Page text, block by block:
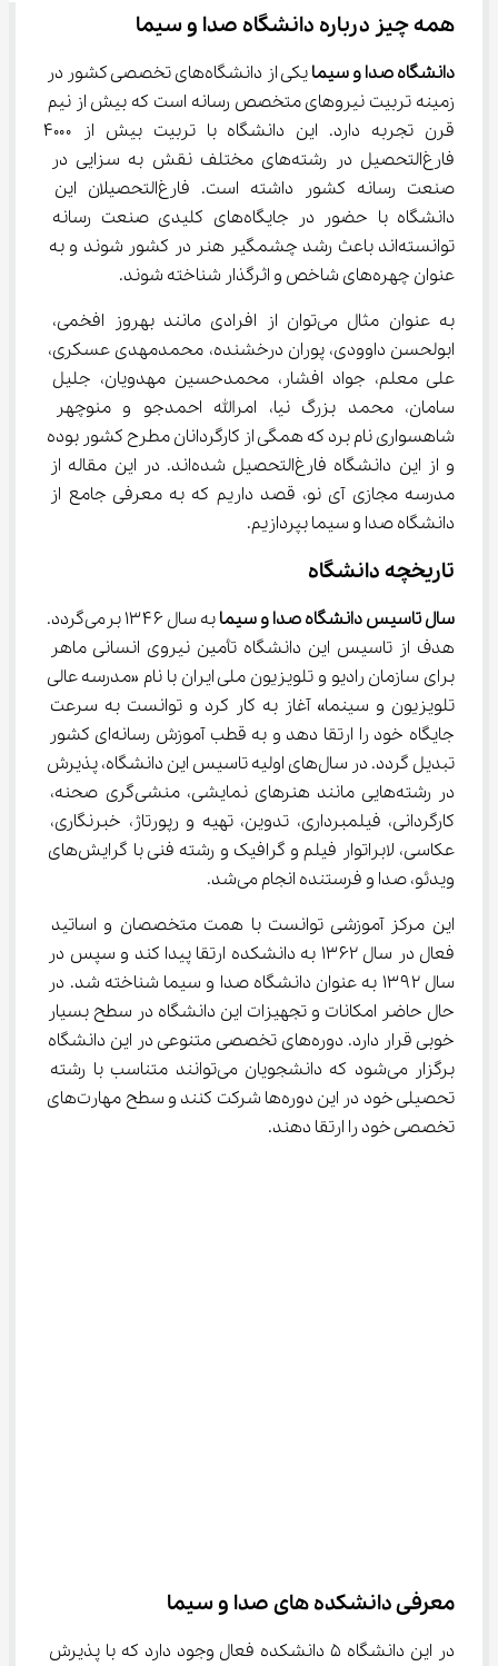
همه چیز درباره دانشگاه صدا و سیما
دانشگاه صدا و سیما
یکی از دانشگاه‌های تخصصی کشور در
زمینه تربیت نیروهای متخصص رسانه است که بیش از نیم
فارغ‌التحصیل در رشته‌های مختلف نقش به سزایی در
صنعت رسانه کشور داشته است. فارغ‌التحصیلان این
دانشگاه با حضور در جایگاه‌های کلیدی صنعت رسانه
توانسته‌اند باعث رشد چشمگیر هنر در کشور شوند و به
عنوان چهره‌های شاخص و اثرگذار شناخته شوند.
به عنوان مثال می‌توان از افرادی مانند بهروز افخمی،
ابولحسن داوودی، پوران درخشنده، محمدمهدی عسکری،
علی معلم، جواد افشار، محمدحسین مهدویان، جلیل
سامان، محمد بزرگ نیا، امرالله احمدجو و منوچهر
شاهسواری نام برد که همگی از کارگردانان مطرح کشور بوده
و از این دانشگاه فارغ‌التحصیل شده‌اند. در این مقاله از
مدرسه مجازی آی نو، قصد داریم که به معرفی جامع از
دانشگاه صدا و سیما بپردازیم.
تاریخچه دانشگاه
سال تاسیس دانشگاه صدا و سیما
به سال ۱۳۴۶ برمی‌گردد.
هدف از تاسیس این دانشگاه تأمین نیروی انسانی ماهر
برای سازمان رادیو و تلویزیون ملی ایران با نام «مدرسه عالی
تلویزیون و سینما» آغاز به کار کرد و توانست به سرعت
جایگاه خود را ارتقا دهد و به قطب آموزش رسانه‌ای کشور
تبدیل گردد. در سال‌های اولیه تاسیس این دانشگاه، پذیرش
در رشته‌هایی مانند هنرهای نمایشی، منشی‌گری صحنه،
کارگردانی، فیلمبرداری، تدوین، تهیه و رپورتاژ، خبرنگاری،
عکاسی، لابراتوار فیلم و گرافیک و رشته فنی با گرایش‌های
ویدئو، صدا و فرستنده انجام می‌شد.
این مرکز آموزشی توانست با همت متخصصان و اساتید
فعال در سال ۱۳۶۲ به دانشکده ارتقا پیدا کند و سپس در
سال ۱۳۹۲ به عنوان دانشگاه صدا و سیما شناخته شد. در
حال حاضر امکانات و تجهیزات این دانشگاه در سطح بسیار
خوبی قرار دارد. دوره‌های تخصصی متنوعی در این دانشگاه
برگزار می‌شود که دانشجویان می‌توانند متناسب با رشته
تحصیلی خود در این دوره‌ها شرکت کنند و سطح مهارت‌های
تخصصی خود را ارتقا دهند.
معرفی دانشکده های صدا و سیما
در این دانشگاه ۵ دانشکده فعال وجود دارد که با پذیرش